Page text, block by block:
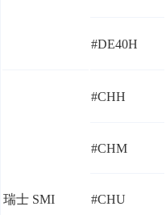
#DE40H
瑞士 SMI
#CHH
#CHM
#CHU